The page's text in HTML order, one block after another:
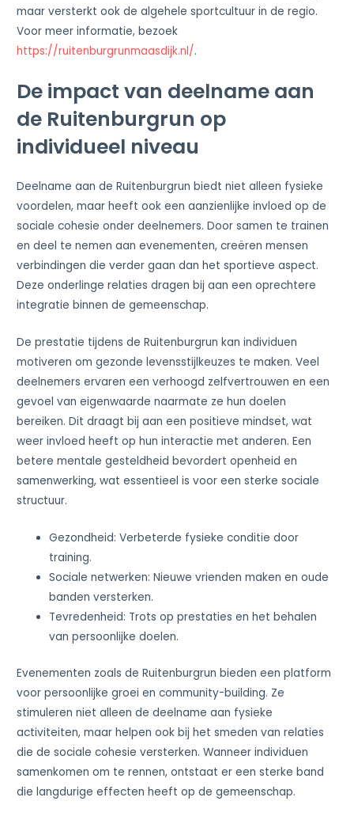
maar versterkt ook de algehele sportcultuur in de regio.
Voor meer informatie, bezoek
https://ruitenburgrunmaasdijk.nl/.
De impact van deelname aan
de Ruitenburgrun op
individueel niveau
Deelname aan de Ruitenburgrun biedt niet alleen fysieke
voordelen, maar heeft ook een aanzienlijke invloed op de
sociale cohesie onder deelnemers. Door samen te trainen
en deel te nemen aan evenementen, creëren mensen
verbindingen die verder gaan dan het sportieve aspect.
Deze onderlinge relaties dragen bij aan een oprechtere
integratie binnen de gemeenschap.
De prestatie tijdens de Ruitenburgrun kan individuen
motiveren om gezonde levensstijlkeuzes te maken. Veel
deelnemers ervaren een verhoogd zelfvertrouwen en een
gevoel van eigenwaarde naarmate ze hun doelen
bereiken. Dit draagt bij aan een positieve mindset, wat
weer invloed heeft op hun interactie met anderen. Een
betere mentale gesteldheid bevordert openheid en
samenwerking, wat essentieel is voor een sterke sociale
structuur.
Gezondheid: Verbeterde fysieke conditie door
training.
Sociale netwerken: Nieuwe vrienden maken en oude
banden versterken.
Tevredenheid: Trots op prestaties en het behalen
van persoonlijke doelen.
Evenementen zoals de Ruitenburgrun bieden een platform
voor persoonlijke groei en community-building. Ze
stimuleren niet alleen de deelname aan fysieke
activiteiten, maar helpen ook bij het smeden van relaties
die de sociale cohesie versterken. Wanneer individuen
samenkomen om te rennen, ontstaat er een sterke band
die langdurige effecten heeft op de gemeenschap.